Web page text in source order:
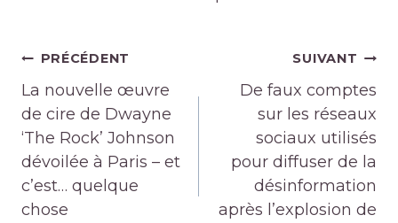
Navigation
de
l’article
PRÉCÉDENT
La nouvelle œuvre
de cire de Dwayne
‘The Rock’ Johnson
dévoilée à Paris – et
c’est… quelque
chose
SUIVANT
De faux comptes
sur les réseaux
sociaux utilisés
pour diffuser de la
désinformation
après l’explosion de